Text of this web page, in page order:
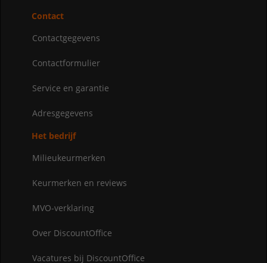
Contact
Contactgegevens
Contactformulier
Service en garantie
Adresgegevens
Het bedrijf
Milieukeurmerken
Keurmerken en reviews
MVO-verklaring
Over DiscountOffice
Vacatures bij DiscountOffice